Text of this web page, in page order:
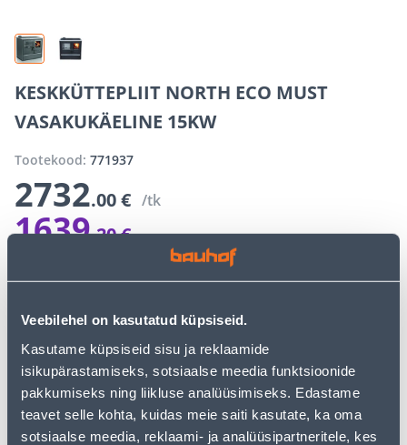
Veebilehel on kasutatud küpsiseid.
Kasutame küpsiseid sisu ja reklaamide
isikupärastamiseks, sotsiaalse meedia funktsioonide
pakkumiseks ning liikluse analüüsimiseks. Edastame
teavet selle kohta, kuidas meie saiti kasutate, ka oma
sotsiaalse meedia, reklaami- ja analüüsipartneritele, kes
KESKKÜTTEPLIIT NORTH ECO MUST
VASAKUKÄELINE 15KW
Tootekood: 771937
2732.00 € /tk
1639.20 €
E-hind sisselogitud kliendile
+
Vaata saadavust